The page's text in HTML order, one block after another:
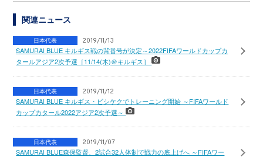
関連ニュース
日本代表 2019/11/13
SAMURAI BLUE キルギス戦の背番号が決定～2022FIFAワールドカップカ
タールアジア2次予選［11/14(木)＠キルギス］
日本代表 2019/11/12
SAMURAI BLUE キルギス・ビシケクでトレーニング開始 ～FIFAワールド
カップカタール2022アジア2次予選～
日本代表 2019/11/07
SAMURAI BLUE森保監督、2試合32人体制で戦力の底上げへ ～FIFAワー